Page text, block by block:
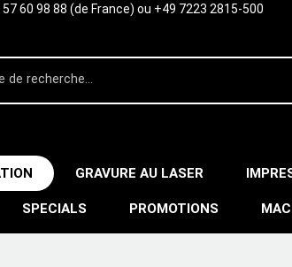
57 60 98 88 (de France) ou +49 7223 2815-500
GRAVURE AU LASER
SPECIALS PROMOTIONS